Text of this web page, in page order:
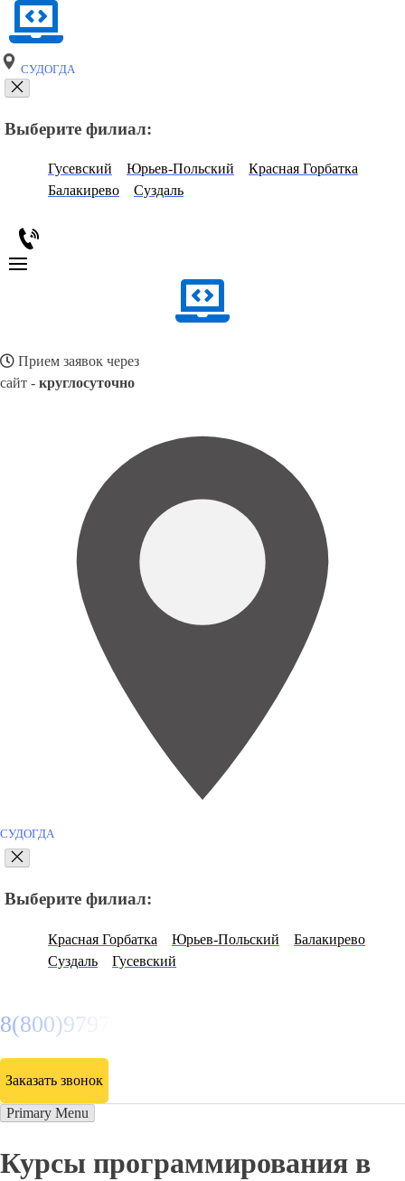
СУДОГДА
Выберите филиал:
Гусевский Юрьев-Польский
Красная Горбатка
Балакирево
Суздаль
Прием заявок через
сайт - круглосуточно
СУДОГДА
Выберите филиал:
Красная Горбатка Юрьев-Польский
Балакирево
Суздаль
Гусевский
8(800)9797043
Заказать звонок
Primary Menu
Курсы программирования в